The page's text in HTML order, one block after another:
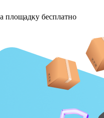
площадку бесплатно